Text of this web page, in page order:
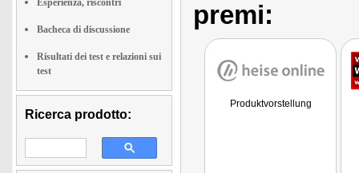
Esperienza, riscontri
Bacheca di discussione
Risultati dei test e relazioni sui
test
Ricerca prodotto:
premi:
Produktvorstellung